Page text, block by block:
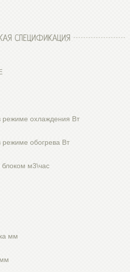
СПЕЦИФИКАЦИЯ
охлаждения Вт
обогрева Вт
блоком м3\час
мм